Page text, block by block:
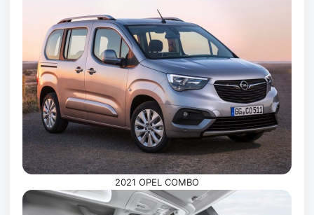
1.5 Turbodizel 130
hp (8 ileri EAT8)
11,1 sn. 183 km/s
2021 OPEL COMBO